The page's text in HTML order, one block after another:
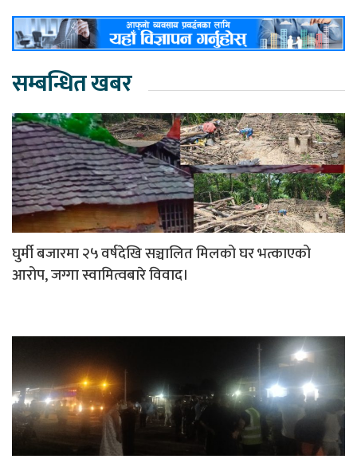
सम्बन्धित खबर
घुर्मी बजारमा २५ वर्षदेखि सञ्चालित मिलको घर भत्काएको
आरोप, जग्गा स्वामित्वबारे विवाद।